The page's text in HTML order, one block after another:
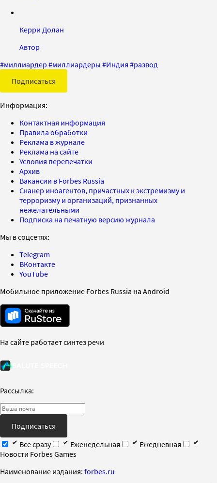
Керри Долан
Автор
#миллиардер #миллиардеры #Индия #развод
Подписаться
Информация:
Контактная информация
Правила обработки
Реклама в журнале
Реклама на сайте
Условия перепечатки
Архив
Вакансии в Forbes Russia
Сканер иноагентов, причастных к экстремизму и
терроризму и организаций, признанных
нежелательными
Подписка на печатную версию журнала
Мы в соцсетях:
Telegram
ВКонтакте
YouTube
Мобильное приложение Forbes Russia на Android
На сайте работает синтез речи
Рассылка:
Подписаться
Все сразу
Еженедельная
Ежедневная
Новости Forbes Games
Наименование издания: forbes.ru